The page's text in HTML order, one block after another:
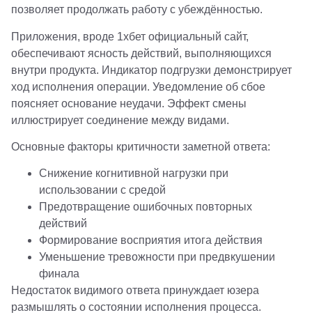
позволяет продолжать работу с убеждённостью.
Приложения, вроде 1хбет официальный сайт,
обеспечивают ясность действий, выполняющихся
внутри продукта. Индикатор подгрузки демонстрирует
ход исполнения операции. Уведомление об сбое
поясняет основание неудачи. Эффект смены
иллюстрирует соединение между видами.
Основные факторы критичности заметной ответа:
Снижение когнитивной нагрузки при
использовании с средой
Предотвращение ошибочных повторных
действий
Формирование восприятия итога действия
Уменьшение тревожности при предвкушении
финала
Недостаток видимого ответа принуждает юзера
размышлять о состоянии исполнения процесса.